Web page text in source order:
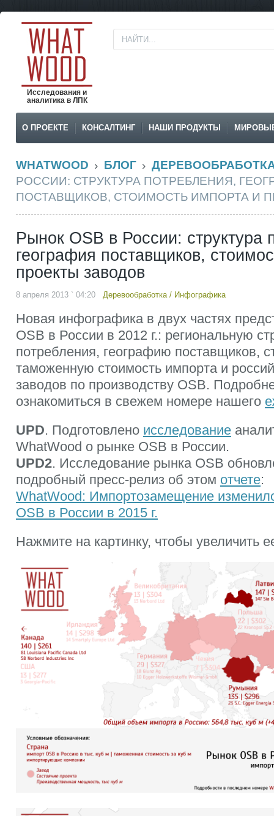
Исследования и
аналитика в ЛПК
О ПРОЕКТЕ КОНСАЛТИНГ НАШИ ПРОДУКТЫ
WHATWOOD БЛОГ
РОССИИ: СТРУКТУРА ПОТРЕБЛЕНИЯ,
ПОСТАВЩИКОВ, СТОИМОСТЬ ИМПОРТА И
Рынок OSB в России: структура
география поставщиков,
проекты заводов
8 апреля 2013 ` 04:20 Деревообработка/ Инфографика
Новая инфографика в двух частях
OSB в России в 2012 г.: региональную
потребления, географию поставщиков,
таможенную стоимость импорта и
заводов по производству OSB.
ознакомиться в свежем номере нашего
UPD. Подготовлено исследование
WhatWood о рынке OSB в России.
UPD2. Исследование рынка OSB
подробный пресс-релиз об этом отчете:
WhatWood: Импортозамещение
OSB в России в 2015 г.
Нажмите на картинку, чтобы увеличить